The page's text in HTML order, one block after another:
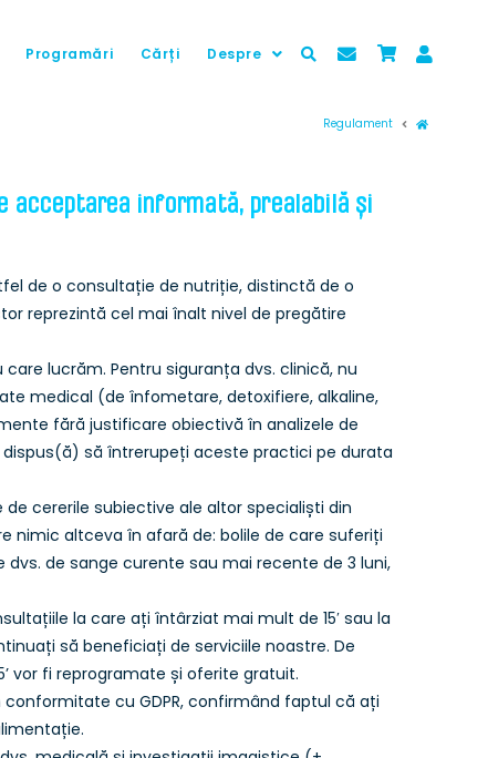
Programări Cărți Despre
Prima
Regulament
acceptarea informată, prealabilă și
de o consultație de nutriție, distinctă de o
reprezintă cel mai înalt nivel de pregătire
lucrăm. Pentru siguranța dvs. clinică, nu
medical (de înfometare, detoxifiere, alkaline,
fără justificare obiectivă în analizele de
să întrerupeți aceste practici pe durata
cererile subiective ale altor specialiști din
nimic altceva în afară de: bolile de care suferiți
de sange curente sau mai recente de 3 luni,
la care ați întârziat mai mult de 15′ sau la
să beneficiați de serviciile noastre. De
vor fi reprogramate și oferite gratuit.
cu GDPR, confirmând faptul că ați